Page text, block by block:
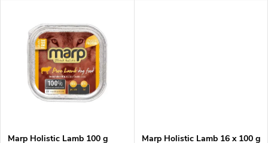
Marp Holistic Lamb 100 g Marp Holistic Lamb 16 x 100 g